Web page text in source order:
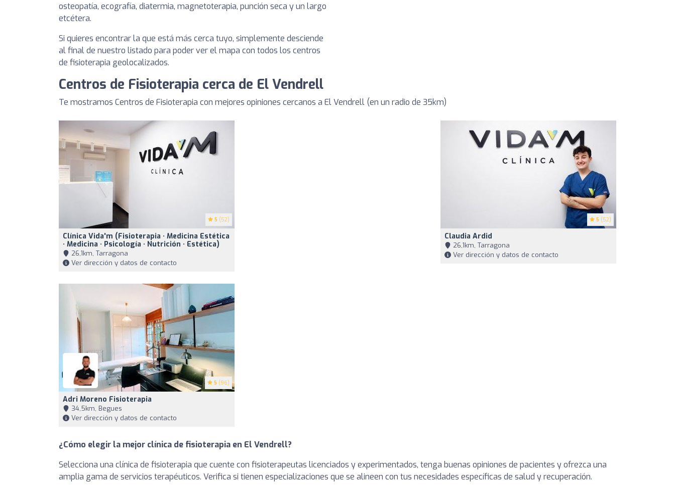
osteopatía, ecografía, diatermia, magnetoterapia, punción seca y un largo
etcétera.
Si quieres encontrar la que está más cerca tuyo, simplemente desciende
al final de nuestro listado para poder ver el mapa con todos los centros
de fisioterapia geolocalizados.
Centros de Fisioterapia cerca de El Vendrell
Te mostramos Centros de Fisioterapia con mejores opiniones cercanos a El Vendrell (en un radio de 35km)
5 (52)
Clínica Vida'm (Fisioterapia · Medicina Estética
· Medicina · Psicología · Nutrición · Estética)
26,1km, Tarragona
Ver dirección y datos de contacto
5 (52)
Claudia Ardid
26,1km, Tarragona
Ver dirección y datos de contacto
5 (96)
Adri Moreno Fisioterapia
34,5km, Begues
Ver dirección y datos de contacto
¿Cómo elegir la mejor clínica de fisioterapia en El Vendrell?
Selecciona una clínica de fisioterapia que cuente con fisioterapeutas licenciados y experimentados, tenga buenas opiniones de pacientes y ofrezca una
amplia gama de servicios terapéuticos. Verifica si tienen especializaciones que se alineen con tus necesidades específicas de salud y recuperación.